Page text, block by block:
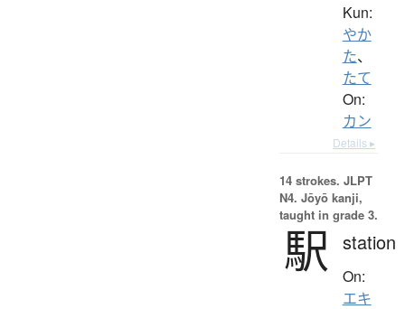
Kun:
やか
た、
たて
On:
カン
Details ▸
14 strokes. JLPT
N4. Jōyō kanji,
taught in grade 3.
駅 station
On:
エキ